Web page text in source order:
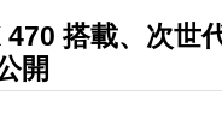
搭載、次世
開